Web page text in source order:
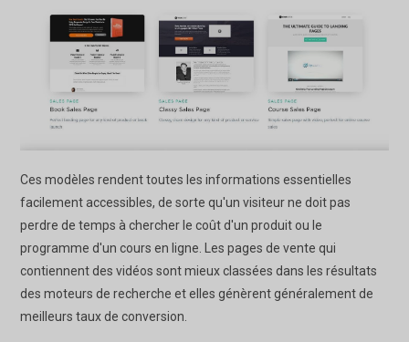
Ces modèles rendent toutes les informations essentielles
facilement accessibles, de sorte qu'un visiteur ne doit pas
perdre de temps à chercher le coût d'un produit ou le
programme d'un cours en ligne. Les pages de vente qui
contiennent des vidéos sont mieux classées dans les résultats
des moteurs de recherche et elles génèrent généralement de
meilleurs taux de conversion.